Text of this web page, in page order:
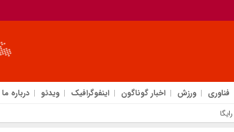
فناوری ورزش اخبار گوناگون اینفوگرافیک ویدئو درباره ما
و نامحدود شد!